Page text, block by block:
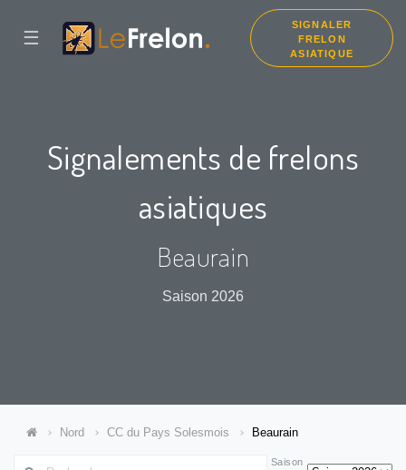
☰
SIGNALER
FRELON
ASIATIQUE
Signalements de frelons
asiatiques
Beaurain
Saison 2026
Nord CC du Pays Solesmois Beaurain
Saison